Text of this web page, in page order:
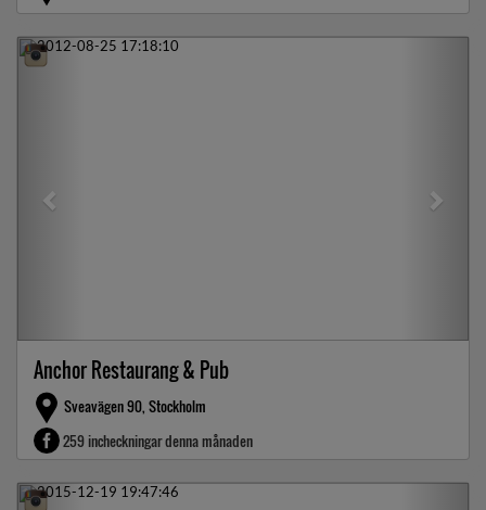
Previous
Anchor Restaurang & Pub
Sveavägen 90, Stockholm
259 incheckningar denna månaden
Previous